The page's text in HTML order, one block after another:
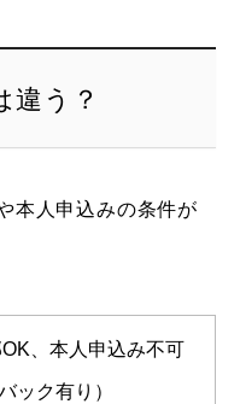
違う？
本人申込みの条件が
、本人申込み不可
ック有り）